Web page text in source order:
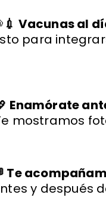
💉 Vacunas al
para
Enamórate
mostramos
Te
y después